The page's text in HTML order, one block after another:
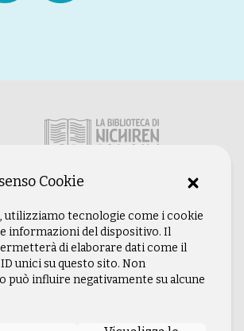
Cookie
tecnologie come i cookie
informazioni del dispositivo. Il
di elaborare dati come il
unici su questo sito. Non
influire negativamente su alcune